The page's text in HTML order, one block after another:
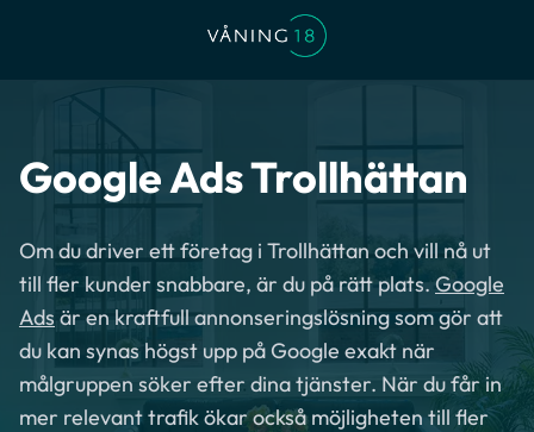
Google Ads Trollhättan
Om du driver ett företag i Trollhättan och vill nå ut
till fler kunder snabbare, är du på rätt plats. Google
Ads är en kraftfull annonseringslösning som gör att
du kan synas högst upp på Google exakt när
målgruppen söker efter dina tjänster. När du får in
mer relevant trafik ökar också möjligheten till fler